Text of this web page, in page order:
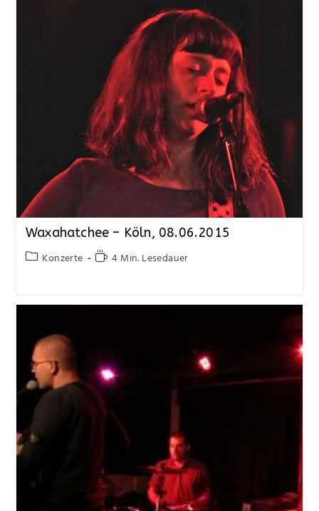
Waxahatchee – Köln, 08.06.2015
Konzerte 4 Min. Lesedauer